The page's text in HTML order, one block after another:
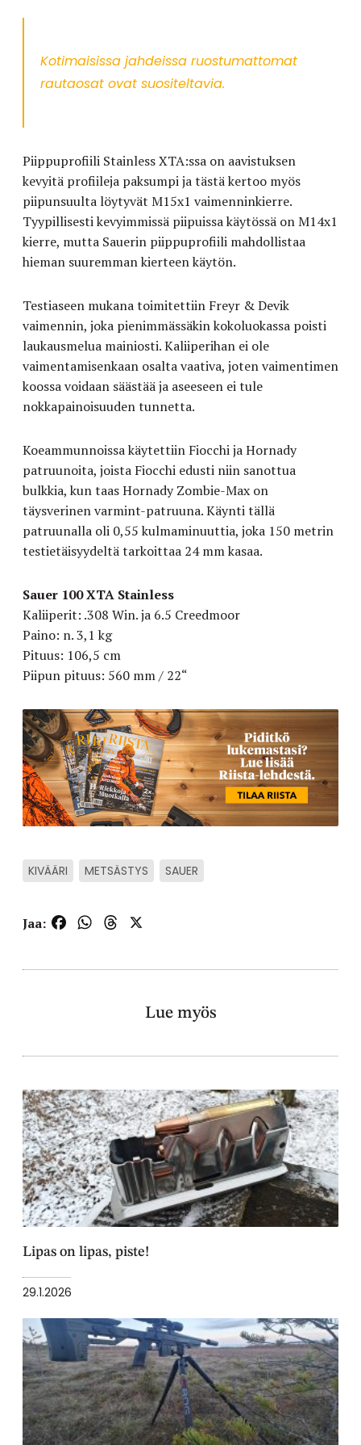
Kotimaisissa jahdeissa ruostumattomat
rautaosat ovat suositeltavia.
Piippuprofiili Stainless XTA:ssa on aavistuksen
kevyitä profiileja paksumpi ja tästä kertoo myös
piipunsuulta löytyvät M15x1 vaimenninkierre.
Tyypillisesti kevyimmissä piipuissa käytössä on M14x1
kierre, mutta Sauerin piippuprofiili mahdollistaa
hieman suuremman kierteen käytön.
Testiaseen mukana toimitettiin Freyr & Devik
vaimennin, joka pienimmässäkin kokoluokassa poisti
laukausmelua mainiosti. Kaliiperihan ei ole
vaimentamisenkaan osalta vaativa, joten vaimentimen
koossa voidaan säästää ja aseeseen ei tule
nokkapainoisuuden tunnetta.
Koeammunnoissa käytettiin Fiocchi ja Hornady
patruunoita, joista Fiocchi edusti niin sanottua
bulkkia, kun taas Hornady Zombie-Max on
täysverinen varmint-patruuna. Käynti tällä
patruunalla oli 0,55 kulmaminuuttia, joka 150 metrin
testietäisyydeltä tarkoittaa 24 mm kasaa.
Sauer 100 XTA Stainless
Kaliiperit: .308 Win. ja 6.5 Creedmoor
Paino: n. 3,1 kg
Pituus: 106,5 cm
Piipun pituus: 560 mm / 22“
KIVÄÄRI METSÄSTYS SAUER
Jaa: FacebookWhatsApp
Threads
Lue myös
Lipas on lipas, piste!
29.1.2026